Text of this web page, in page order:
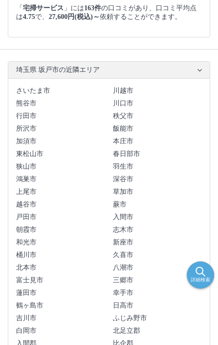
「宅掃サービス 」には163件の口コミがあり、口コミ平均点
は4.75で、 27,600円(税込)～依頼することができます。
埼玉県 坂戸市の近隣エリア
さいたま市
川越市
熊谷市
川口市
行田市
秩父市
所沢市
飯能市
加須市
本庄市
東松山市
春日部市
狭山市
羽生市
鴻巣市
深谷市
上尾市
草加市
越谷市
蕨市
戸田市
入間市
朝霞市
志木市
和光市
新座市
桶川市
久喜市
北本市
八潮市
富士見市
三郷市
蓮田市
幸手市
鶴ヶ島市
日高市
吉川市
ふじみ野市
白岡市
北足立郡
入間郡
比企郡
詳細検索